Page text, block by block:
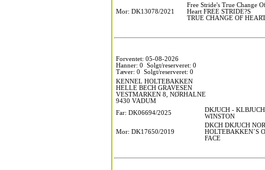
Mor: DK13078/2021
Free Stride's True Change
Heart FREE STRIDE?S
TRUE CHANGE OF
Forventet: 05-08-2026
Hanner: 0 Solgt/reserveret: 0
Tæver: 0 Solgt/reserveret: 0
KENNEL HOLTEBAKKEN
HELLE BECH GRAVESEN
VESTMARKEN 8, NØRHALNE
9430 VADUM
Far: DK06694/2025
DKJUCH -
WINSTON
Mor: DK17650/2019
DKCH DKJUCH
HOLTEBAKKEN´S
FACE